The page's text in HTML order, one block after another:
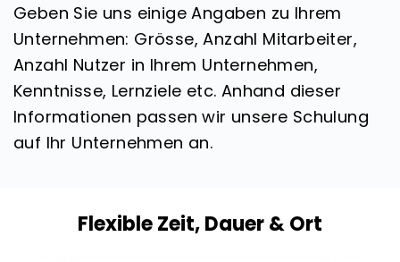
Geben Sie uns einige Angaben zu Ihrem
Unternehmen: Grösse, Anzahl Mitarbeiter,
Anzahl Nutzer in Ihrem Unternehmen,
Kenntnisse, Lernziele etc. Anhand dieser
Informationen passen wir unsere Schulung
auf Ihr Unternehmen an.
Flexible Zeit, Dauer & Ort